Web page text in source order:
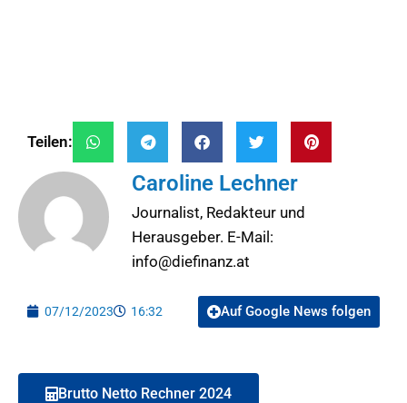
Teilen:
Caroline Lechner
Journalist, Redakteur und
Herausgeber. E-Mail:
info@diefinanz.at
07/12/2023 16:32 Auf Google News folgen
Brutto Netto Rechner 2024